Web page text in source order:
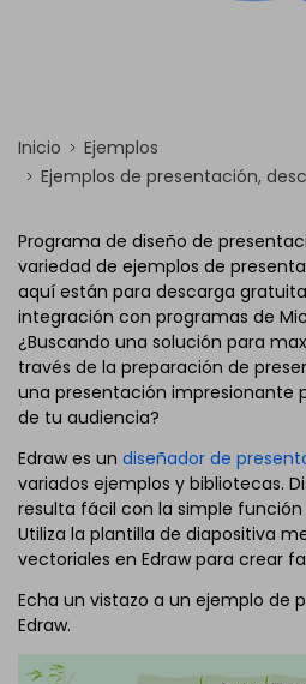
Inicio
Ejemplos
Ejemplos de presentación,
Programa de diseño de
variedad de ejemplos de
aquí están para descarga
integración con programas de
¿Buscando una solución para
través de la preparación de
una presentación impresionante
de tu audiencia?
Edraw es un diseñador de
variados ejemplos y bibliotecas.
resulta fácil con la simple función
Utiliza la plantilla de diapositiva
vectoriales en Edraw para crear
Echa un vistazo a un ejemplo de
Edraw.